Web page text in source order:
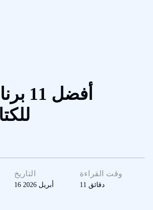
أفضل
التاريخ
16 أبريل 2026
وقت القراءة
11 دقائق